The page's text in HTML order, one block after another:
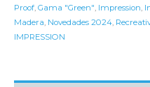
Proof, Gama "Green", Impression,
Madera, Novedades 2024,
IMPRESSION